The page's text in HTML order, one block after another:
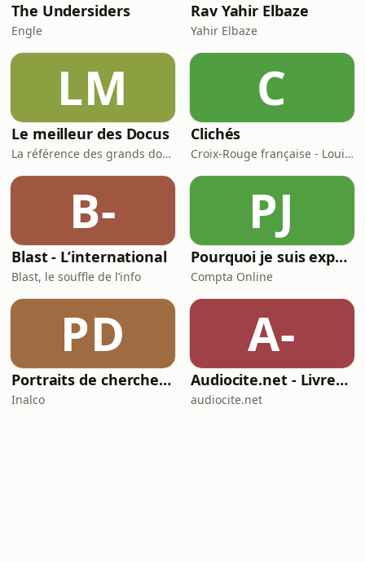
The Undersiders
Engle
Rav Yahir Elbaze
Yahir Elbaze
LM
Le meilleur des Docus
La référence des grands documentaires
C
Clichés
Croix-Rouge française - Louie Media
B-
Blast - L’international
Blast, le souffle de l’info
PJ
Pourquoi je suis expert(e)-comptable ?
Compta Online
PD
Portraits de chercheur(e)s en études aréales
Inalco
A-
Audiocite.net - Livres audio gratuits
audiocite.net